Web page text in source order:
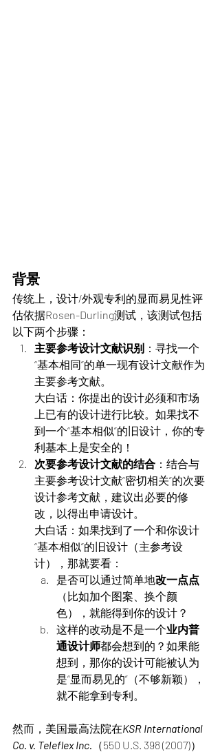
背景
传统上，设计/外观专利的显而易见性评
估依据Rosen-Durling测试 ，该测试包括
以下两个步骤：
主要参考设计文献识别 ：寻找一个
“基本相同”的单一现有设计文献作为
主要参考文献。
大白话：你提出的设计必须和市场
上已有的设计进行比较。如果找不
到一个“基本相似”的旧设计，你的专
利基本上是安全的！
次要参考设计文献的结合 ：结合与
主要参考设计文献“密切相关”的次要
设计参考文献，建议出必要的修
改，以得出申请设计。
大白话：如果找到了一个和你设计
“基本相似”的旧设计（主参考设
计），那就要看：
是否可以通过简单地改一点点
（比如加个图案、换个颜
色），就能得到你的设计？
这样的改动是不是一个业内普
通设计师都会想到的？如果能
想到，那你的设计可能被认为
是“显而易见的”（不够新颖），
就不能拿到专利。
然而，美国最高法院在KSR International
Co. v. Teleflex Inc. （550 U.S. 398 (2007)）